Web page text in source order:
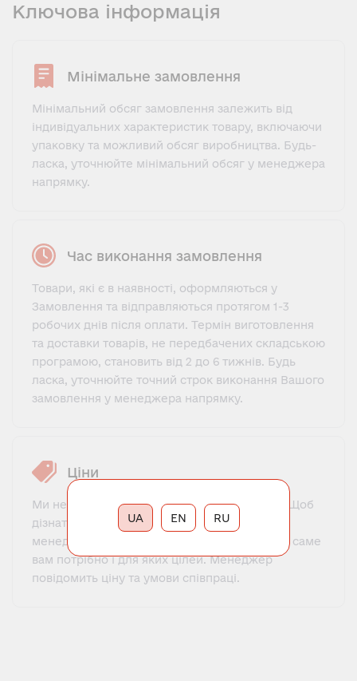
Ключова інформація
Мінімальне замовлення
Мінімальний обсяг замовлення залежить від
індивідуальних характеристик товару, включаючи
упаковку та можливий обсяг виробництва. Будь-
ласка, уточнюйте мінімальний обсяг у менеджера
напрямку.
Час виконання замовлення
Товари, які є в наявності, оформляються у
Замовлення та відправляються протягом 1-3
робочих днів після оплати. Термін виготовлення
та доставки товарів, не передбачених складською
програмою, становить від 2 до 6 тижнів. Будь
ласка, уточнюйте точний строк виконання Вашого
замовлення у менеджера напрямку.
Ціни
Ми не пропонуємо фіксований прайс-лист. Щоб
дізнатися ціну, потрібно зв'язатися з нашим
менеджером, познайомитися, пояснити, що саме
вам потрібно і для яких цілей. Менеджер
повідомить ціну та умови співпраці.
RU
UA EN